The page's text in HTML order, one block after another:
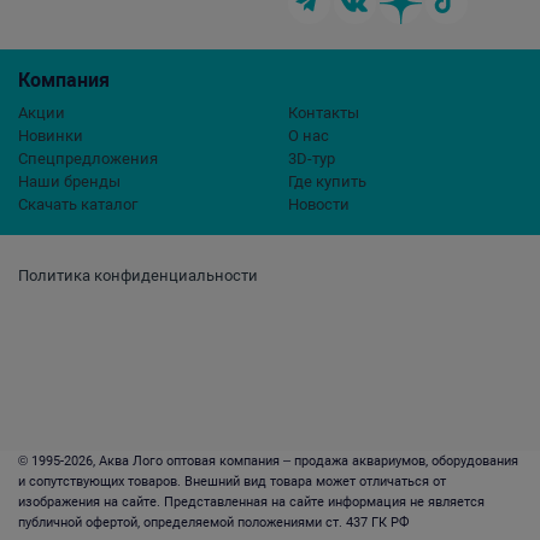
Политика конфиденциальности
Компания
Акции
Новинки
Спецпредложения
Наши бренды
Скачать каталог
Контакты
О нас
3D-тур
Где купить
Новости
© 1995-2026, Аква Лого оптовая компания – продажа аквариумов, оборудования
и сопутствующих товаров. Внешний вид товара может отличаться от
изображения на сайте. Представленная на сайте информация не является
публичной офертой, определяемой положениями ст. 437 ГК РФ